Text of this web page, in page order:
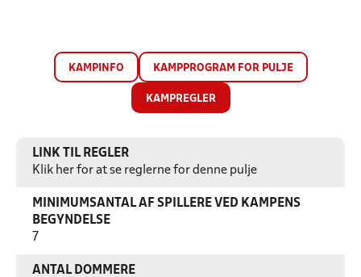
KAMPINFO KAMPPROGRAM FOR PULJE
KAMPREGLER
LINK TIL REGLER
Klik her for at se reglerne for denne pulje
MINIMUMSANTAL AF SPILLERE VED KAMPENS
BEGYNDELSE
7
ANTAL DOMMERE